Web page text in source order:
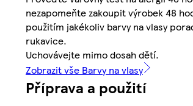
nezapomeňte zakoupit výrobek 48
použitím jakékoliv barvy na vlasy
rukavice.
Uchovávejte mimo dosah dětí.
Zobrazit vše Barvy na vlasy
Příprava a použití